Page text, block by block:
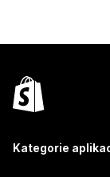
Kategorie